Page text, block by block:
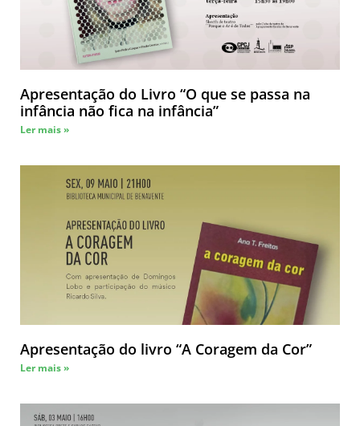
Apresentação do Livro “O que se passa na
infância não fica na infância”
Ler mais »
Apresentação do livro “A Coragem da Cor”
Ler mais »